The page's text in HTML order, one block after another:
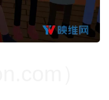
）